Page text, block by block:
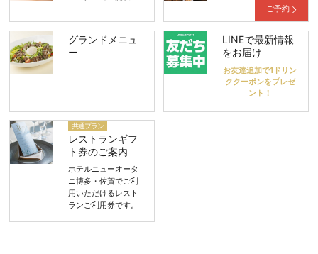
ご予約
グランドメニュ
ー
LINEで最新情報
をお届け
お友達追加で1ドリン
ククーポンをプレゼ
ント！
共通プラン
レストランギフ
ト券のご案内
ホテルニューオータ
ニ博多・佐賀でご利
用いただけるレスト
ランご利用券です。